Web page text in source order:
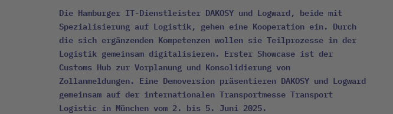
Die Hamburger IT-Dienstleister DAKOSY und Logward, beide mit
Spezialisierung auf Logistik, gehen eine Kooperation ein. Durch
die sich ergänzenden Kompetenzen wollen sie Teilprozesse in der
Logistik gemeinsam digitalisieren. Erster Showcase ist der
Customs Hub zur Vorplanung und Konsolidierung von
Zollanmeldungen. Eine Demoversion präsentieren DAKOSY und Logward
gemeinsam auf der internationalen Transportmesse Transport
Logistic in München vom 2. bis 5. Juni 2025.